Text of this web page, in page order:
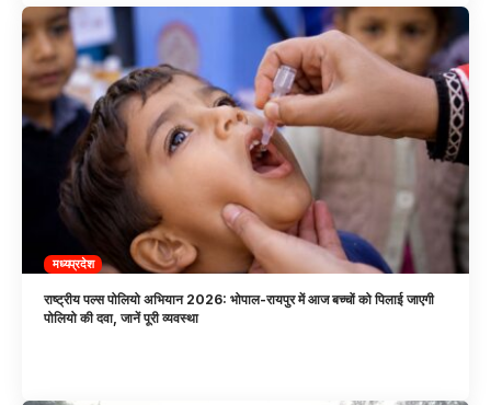
मध्यप्रदेश
राष्ट्रीय पल्स पोलियो अभियान 2026: भोपाल-रायपुर में आज बच्चों को पिलाई जाएगी
पोलियो की दवा, जानें पूरी व्यवस्था